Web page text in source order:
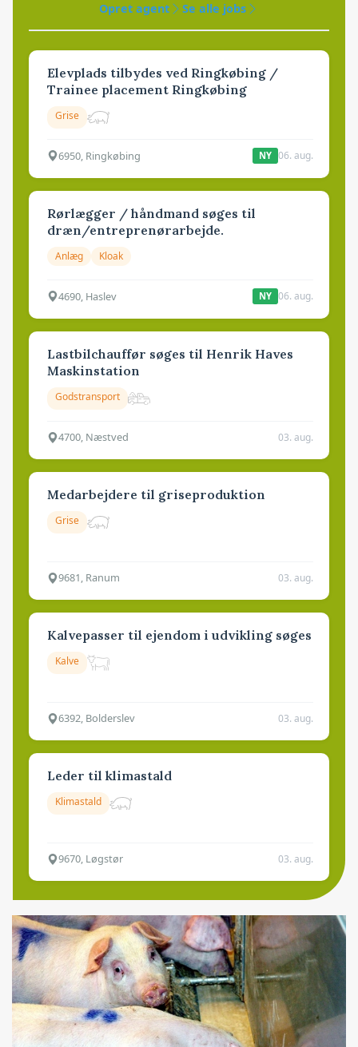
Opret agent
Se alle jobs
Elevplads tilbydes ved Ringkøbing /
Trainee placement Ringkøbing
Grise
6950, Ringkøbing NY 06. aug.
Rørlægger / håndmand søges til
dræn/entreprenørarbejde.
Anlæg Kloak
4690, Haslev NY 06. aug.
Lastbilchauffør søges til Henrik Haves
Maskinstation
Godstransport
4700, Næstved 03. aug.
Medarbejdere til griseproduktion
Grise
9681, Ranum 03. aug.
Kalvepasser til ejendom i udvikling søges
Kalve
6392, Bolderslev 03. aug.
Leder til klimastald
Klimastald
9670, Løgstør 03. aug.